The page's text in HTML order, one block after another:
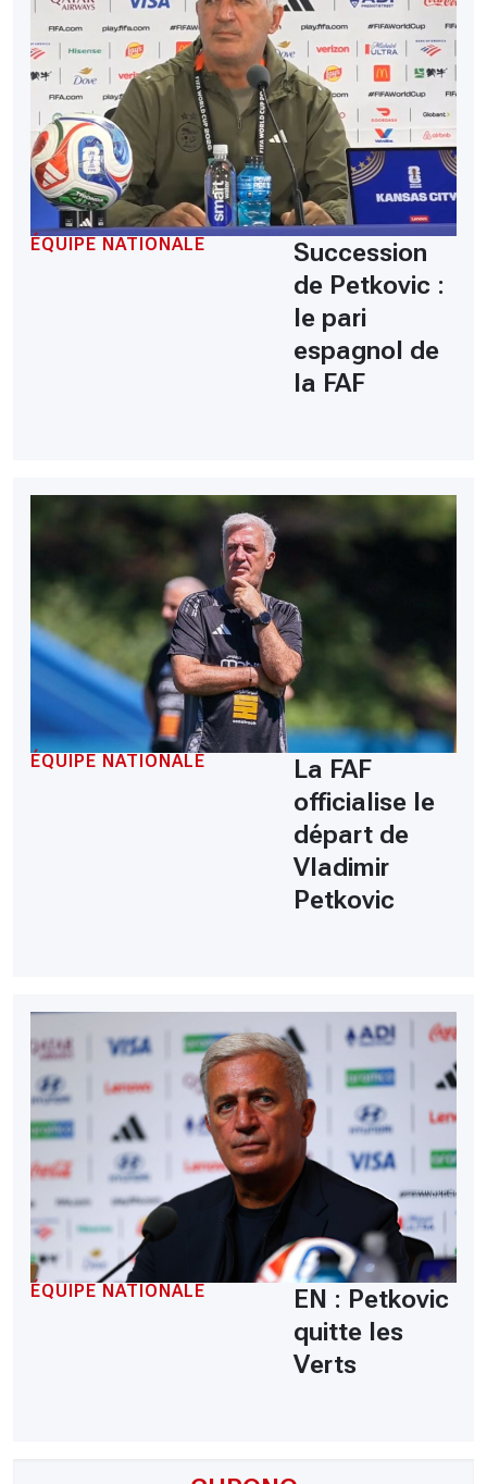
ÉQUIPE NATIONALE
Succession
de Petkovic :
le pari
espagnol de
la FAF
ÉQUIPE NATIONALE
La FAF
officialise le
départ de
Vladimir
Petkovic
ÉQUIPE NATIONALE
EN : Petkovic
quitte les
Verts